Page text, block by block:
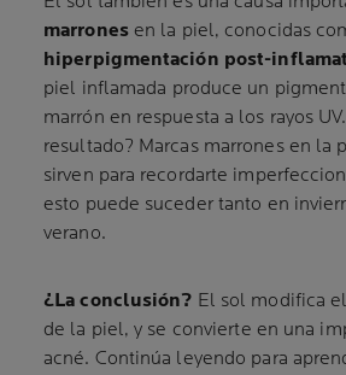
marronesen la piel, conocidas
hiperpigmentación post-
piel inflamada produce un
marrón en respuesta a los rayos
resultado? Marcas marrones en la
sirven para recordarte
esto puede suceder tanto en
verano.
¿La conclusión? El sol modifica
de la piel, y se convierte en una
acné. Continúa leyendo para